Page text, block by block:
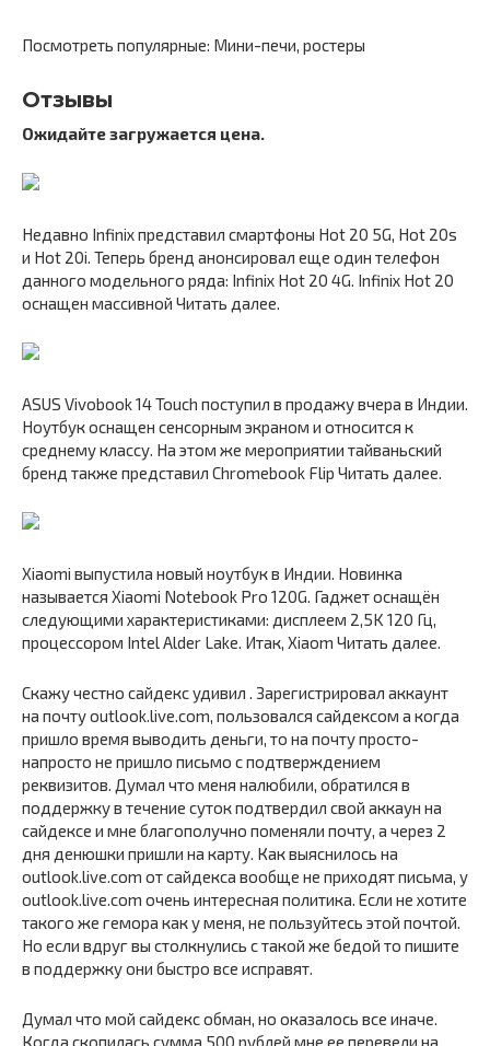
Посмотреть популярные: Мини-печи, ростеры
Отзывы
Ожидайте загружается цена.
Недавно Infinix представил смартфоны Hot 20 5G, Hot 20s
и Hot 20i. Теперь бренд анонсировал еще один телефон
данного модельного ряда: Infinix Hot 20 4G. Infinix Hot 20
оснащен массивной Читать далее.
ASUS Vivobook 14 Touch поступил в продажу вчера в Индии.
Ноутбук оснащен сенсорным экраном и относится к
среднему классу. На этом же мероприятии тайваньский
бренд также представил Chromebook Flip Читать далее.
Xiaomi выпустила новый ноутбук в Индии. Новинка
называется Xiaomi Notebook Pro 120G. Гаджет оснащён
следующими характеристиками: дисплеем 2,5K 120 Гц,
процессором Intel Alder Lake. Итак, Xiaom Читать далее.
Скажу честно сайдекс удивил . Зарегистрировал аккаунт
на почту outlook.live.com, пользовался сайдексом а когда
пришло время выводить деньги, то на почту просто-
напросто не пришло письмо с подтверждением
реквизитов. Думал что меня налюбили, обратился в
поддержку в течение суток подтвердил свой аккаун на
сайдексе и мне благополучно поменяли почту, а через 2
дня денюшки пришли на карту. Как выяснилось на
outlook.live.com от сайдекса вообще не приходят письма, у
outlook.live.com очень интересная политика. Если не хотите
такого же гемора как у меня, не пользуйтесь этой почтой.
Но если вдруг вы столкнулись с такой же бедой то пишите
в поддержку они быстро все исправят.
Думал что мой сайдекс обман, но оказалось все иначе.
Когда скопилась сумма 500 рублей мне ее перевели на